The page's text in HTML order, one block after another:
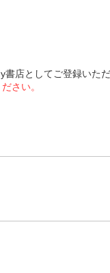
店としてご登録いた
さい。